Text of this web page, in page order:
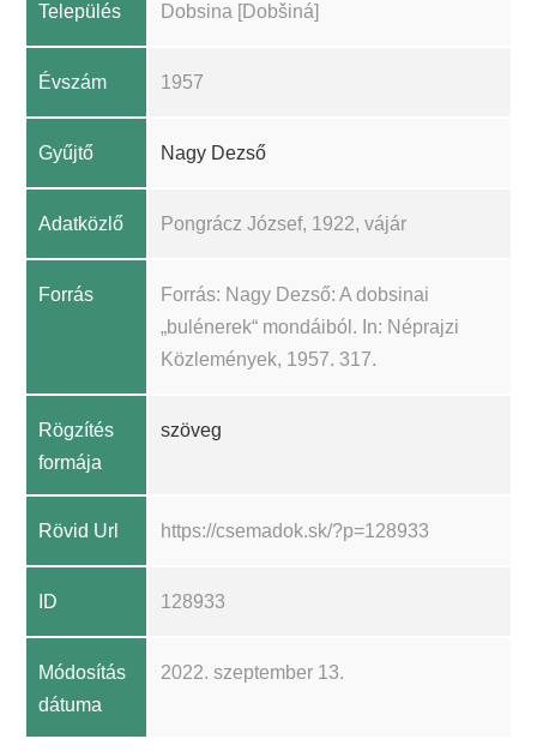
Település Dobsina [Dobšiná]
Évszám 1957
Gyűjtő Nagy Dezső
Adatközlő Pongrácz József, 1922, vájár
Forrás
Forrás: Nagy Dezső: A dobsinai
„bulénerek“ mondáiból. In: Néprajzi
Közlemények, 1957. 317.
Rögzítés
formája
szöveg
Rövid Url https://csemadok.sk/?p=128933
ID 128933
Módosítás
dátuma
2022. szeptember 13.